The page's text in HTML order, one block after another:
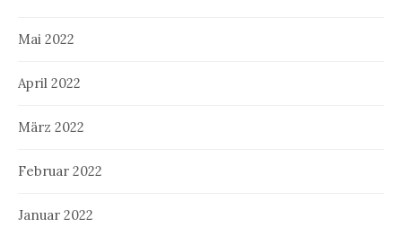
Mai 2022
April 2022
März 2022
Februar 2022
Januar 2022